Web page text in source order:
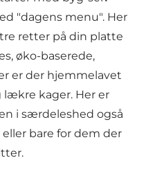
"dagens menu". Her
retter på din platte
øko-baserede,
er der hjemmelavet
lækre kager. Her er
i særdeleshed også
bare for dem der